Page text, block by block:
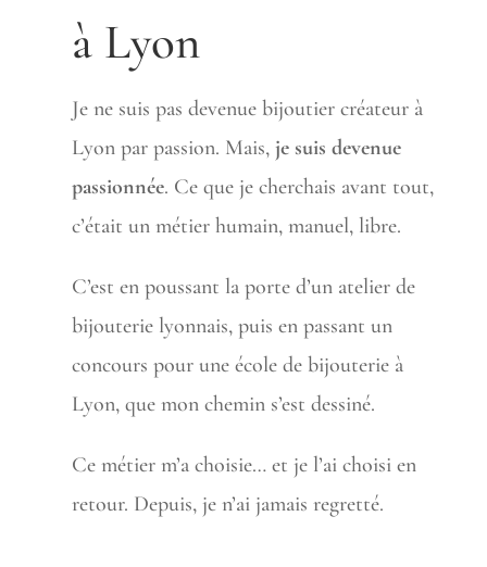
à Lyon
Je ne suis pas devenue bijoutier créateur à
Lyon par passion. Mais,je suis devenue
passionnée. Ce que je cherchais avant tout,
c’était un métier humain, manuel, libre.
C’est en poussant la porte d’un atelier de
bijouterie lyonnais, puis en passant un
concours pour une école de bijouterie à
Lyon, que mon chemin s’est dessiné.
Ce métier m’a choisie… et je l’ai choisi en
retour. Depuis, je n’ai jamais regretté.